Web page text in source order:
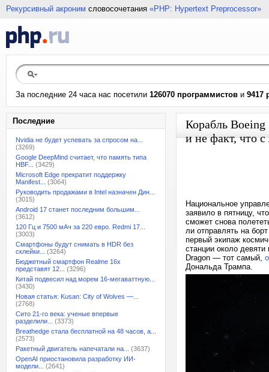
Рекурсивный акроним словосочетания «PHP: Hypertext Preprocessor»
За последние 24 часа нас посетили 126070 программистов и 9417
Последние
Nvidia не будет успевать за спросом на...
(3269)
Google DeepMind считает, что память типа
HBF...
(3429)
Microsoft Edge прекратит поддержку
Manifest...
(3064)
Руководить продажами в Intel назначен Дин...
(3015)
Android 17 станет последним большим...
(3612)
120 Гц и 7500 мАч за 220 евро. Redmi 17...
(3003)
Смартфоны будут снимать в HDR без
склейки...
(3264)
Бюджетный смартфон Realme 16x
представят 12...
(3296)
Китай подвесил над морем 16-мегаваттную...
(3430)
Новая статья: Kusan: City of Wolves —...
(2768)
Сито 21-го века: ученые впервые
разделили...
(3373)
Breathedge стала бесплатной на 48 часов, а...
(2573)
Ракетный двигатель напечатали на...
(3637)
OpenAI приостановила разработку ИИ-
модели...
(2641)
Корабль Boeing
и не факт, что
Национальное
заявило в пятницу,
сможет снова
ли отправлять на
первый экипаж
станции около
Dragon — тот самый,
Дональда Трампа.